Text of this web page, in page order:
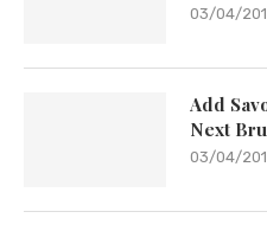
03/04/
Add
Next
03/04/